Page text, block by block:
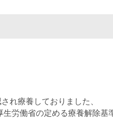
れ療養しておりました、
労働省の定める療養解除基